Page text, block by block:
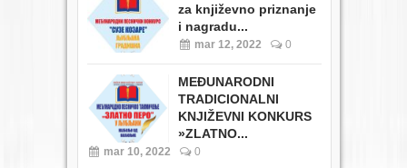
za književno priznanje
i nagradu...
mar 12, 2022 0
MEĐUNARODNI
TRADICIONALNI
KNJIŽEVNI KONKURS
»ZLATNO...
mar 10, 2022 0